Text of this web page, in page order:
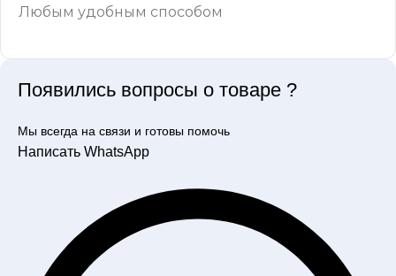
Любым удобным способом
Появились вопросы о товаре ?
Мы всегда на связи и готовы помочь
Написать WhatsApp